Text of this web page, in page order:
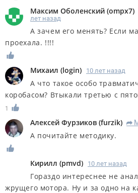
Максим Оболенский (ompx7)
лет назад
А зачем его менять? Если
проехала. !!!!
Михаил (login) 10 лет назад
А что такое особо
коробасом? Втыкали третью с
1
Алексей Фурзиков (furzik) R
А почитайте методику.
Кирилл (pmvd) 10 лет назад
Гораздо интереснее не
жрущего мотора. Ну и за одно на